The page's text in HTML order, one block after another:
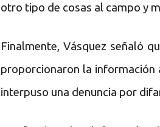
otro tipo de cosas al campo y
Finalmente, Vásquez señaló
proporcionaron la información
interpuso una denuncia por